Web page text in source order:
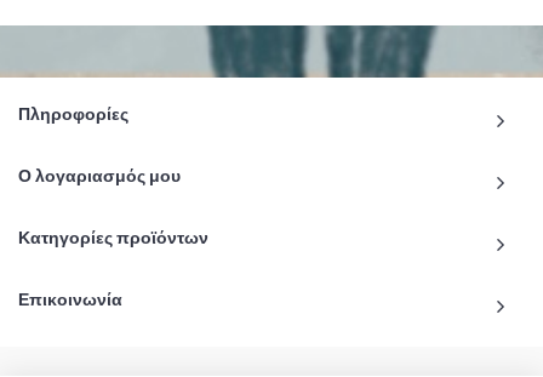
Πληροφορίες
Ο λογαριασμός μου
Κατηγορίες προϊόντων
Επικοινωνία